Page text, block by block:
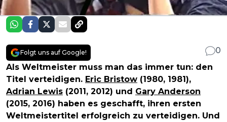
Folgt uns auf Google!
0
Als Weltmeister muss man das immer tun: den
Titel verteidigen. Eric Bristow (1980, 1981),
Adrian Lewis (2011, 2012) und Gary Anderson
(2015, 2016) haben es geschafft, ihren ersten
Weltmeistertitel erfolgreich zu verteidigen. Und